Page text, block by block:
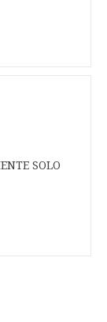
SOLO